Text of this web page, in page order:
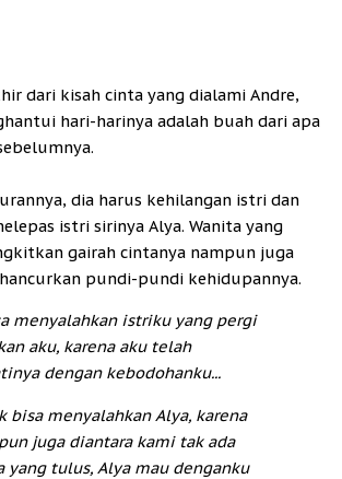
dari kisah cinta yang dialami Andre,
hari-harinya adalah buah dari apa
dia harus kehilangan istri dan
istri sirinya Alya. Wanita yang
gairah cintanya nampun juga
pundi-pundi kehidupannya.
menyalahkan istriku yang pergi
aku, karena aku telah
dengan kebodohanku...
bisa menyalahkan Alya, karena
juga diantara kami tak ada
yang tulus, Alya mau denganku